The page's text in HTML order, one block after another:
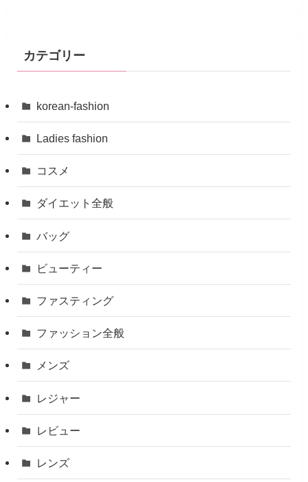
カテゴリー
korean-fashion
Ladies fashion
コスメ
ダイエット全般
バッグ
ビューティー
ファスティング
ファッション全般
メンズ
レジャー
レビュー
レンズ